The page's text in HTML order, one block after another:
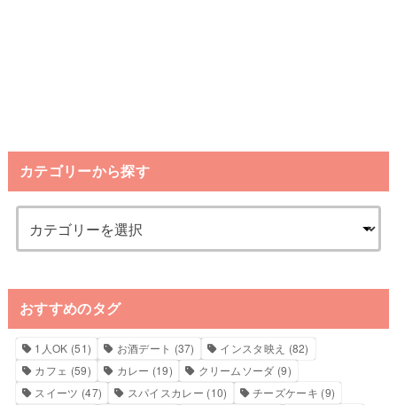
カテゴリーから探す
おすすめのタグ
1人OK (51) お酒デート (37) インスタ映え (82)
カフェ (59) カレー (19) クリームソーダ (9)
スイーツ (47) スパイスカレー (10) チーズケーキ (9)